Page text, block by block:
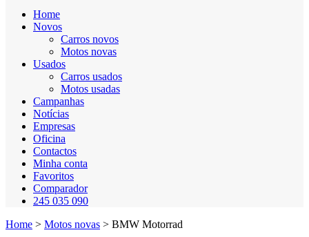
Home
Novos
Carros novos
Motos novas
Usados
Carros usados
Motos usadas
Campanhas
Notícias
Empresas
Oficina
Contactos
Minha conta
Favoritos
Comparador
245 035 090
Home > Motos novas > BMW Motorrad